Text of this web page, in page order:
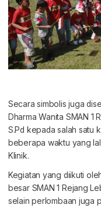
Secara simbolis juga
Dharma Wanita SMAN 1
S.Pd kepada salah satu
beberapa waktu yang
Klinik.
Kegiatan yang diikuti
besar SMAN 1 Rejang
selain perlombaan juga